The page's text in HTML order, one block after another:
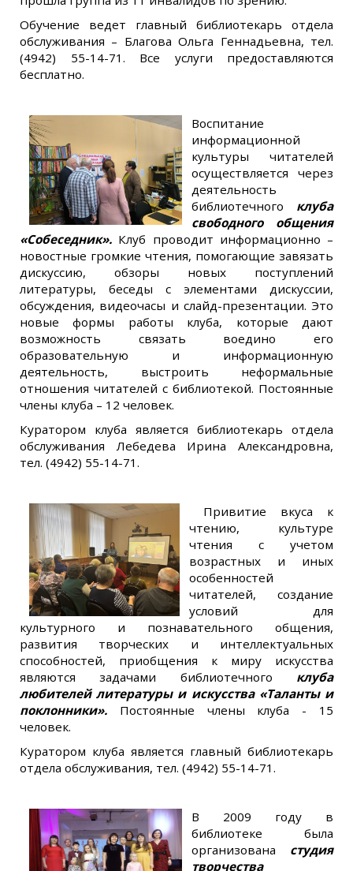
Обучение ведет главный библиотекарь отдела
обслуживания – Благова Ольга Геннадьевна, тел.
(4942) 55-14-71. Все услуги предоставляются
бесплатно.
Воспитание
информационной
культуры читателей
осуществляется через
деятельность
библиотечного клуба
свободного общения
«Собеседник». Клуб проводит информационно –
новостные громкие чтения, помогающие завязать
дискуссию, обзоры новых поступлений
литературы, беседы с элементами дискуссии,
обсуждения, видеочасы и слайд-презентации. Это
новые формы работы клуба, которые дают
возможность связать воедино его
образовательную и информационную
деятельность, выстроить неформальные
отношения читателей с библиотекой. Постоянные
члены клуба – 12 человек.
Куратором клуба является библиотекарь отдела
обслуживания Лебедева Ирина Александровна,
тел. (4942) 55-14-71.
Привитие вкуса к
чтению, культуре
чтения с учетом
возрастных и иных
особенностей
читателей, создание
условий для
культурного и познавательного общения,
развития творческих и интеллектуальных
способностей, приобщения к миру искусства
являются задачами библиотечного клуба
любителей литературы и искусства «Таланты и
поклонники».
Постоянные члены клуба - 15
человек.
Куратором клуба является главный библиотекарь
отдела обслуживания, тел. (4942) 55-14-71.
В 2009 году в
библиотеке была
организована студия
творчества